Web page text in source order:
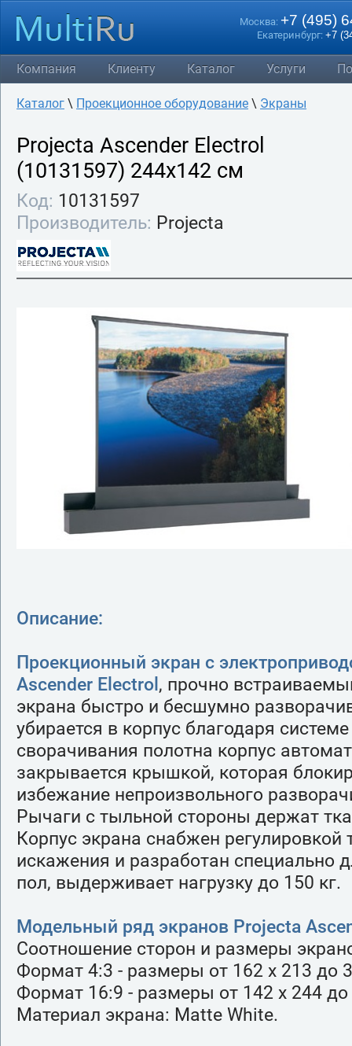
Москва: +7 (495)
Екатеринбург: +7
Компания Клиенту Каталог Услуги
Каталог \ Проекционное оборудование \ Экраны
Projecta Ascender Electrol
(10131597) 244х142 см
Код: 10131597
Производитель: Projecta
Описание:
Проекционный экран с
Ascender Electrol , прочно
экрана быстро и бесшумно
убирается в корпус благодаря
сворачивания полотна корпус
закрывается крышкой, которая
избежание непроизвольного
Рычаги с тыльной стороны держат
Корпус экрана снабжен регулировкой
искажения и разработан специально
пол, выдерживает нагрузку до 150 кг.
Модельный ряд экранов Projecta
Соотношение сторон и размеры
Формат 4:3 - размеры от 162 х 213 до
Формат 16:9 - размеры от 142 х 244
Материал экрана: Matte White.